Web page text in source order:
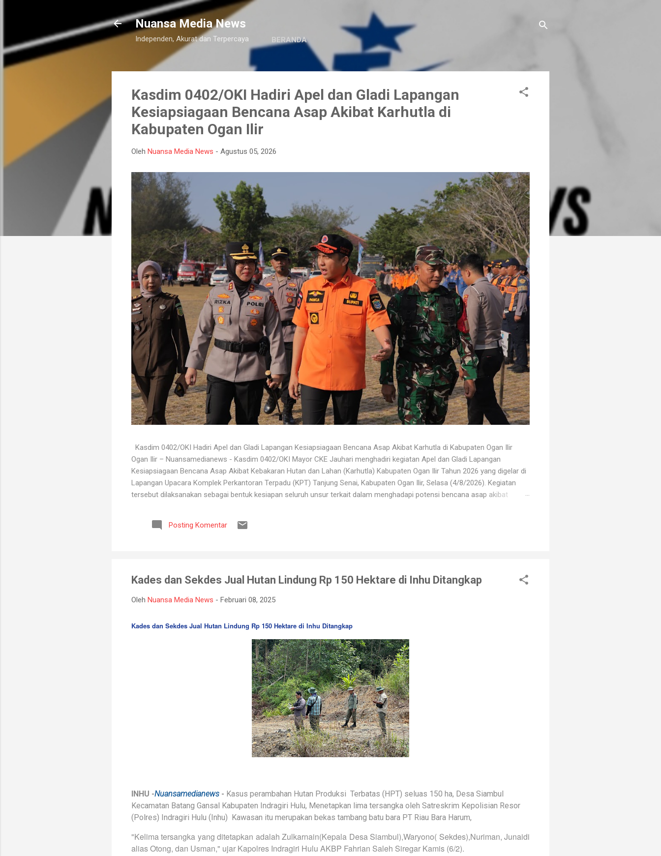
Langsung ke konten utama
Nuansa Media News
Independen, Akurat dan Terpercaya BERANDA
Kasdim 0402/OKI Hadiri Apel dan Gladi Lapangan
Kesiapsiagaan Bencana Asap Akibat Karhutla di
Kabupaten Ogan Ilir
Oleh Nuansa Media News - Agustus 05, 2026
Kasdim 0402/OKI Hadiri Apel dan Gladi Lapangan Kesiapsiagaan Bencana Asap Akibat Karhutla di Kabupaten Ogan Ilir
Ogan Ilir – Nuansamedianews - Kasdim 0402/OKI Mayor CKE Jauhari menghadiri kegiatan Apel dan Gladi Lapangan
Kesiapsiagaan Bencana Asap Akibat Kebakaran Hutan dan Lahan (Karhutla) Kabupaten Ogan Ilir Tahun 2026 yang digelar di
Lapangan Upacara Komplek Perkantoran Terpadu (KPT) Tanjung Senai, Kabupaten Ogan Ilir, Selasa (4/8/2026). Kegiatan
tersebut dilaksanakan sebagai bentuk kesiapan seluruh unsur terkait dalam menghadapi potensi bencana asap akibat
BPBD, Manggala Agni, Dinas Pemadam Kebakaran, instansi pemerintah daerah, relawan, serta berbagai elemen masyarakat.
Melalui kegiatan ini, seluruh peserta mendapatkan gambaran mengenai mekanisme penanganan Karhutla, mulai dari
Posting Komentar
Kades dan Sekdes Jual Hutan Lindung Rp 150 Hektare di Inhu Ditangkap
Oleh Nuansa Media News - Februari 08, 2025
Kades dan Sekdes Jual Hutan Lindung Rp 150 Hektare di Inhu Ditangkap
INHU -Nuansamedianews - Kasus perambahan Hutan Produksi Terbatas (HPT) seluas 150 ha, Desa Siambul
Kecamatan Batang Gansal Kabupaten Indragiri Hulu, Menetapkan lima tersangka oleh Satreskrim Kepolisian Resor
(Polres) Indragiri Hulu (Inhu) Kawasan itu merupakan bekas tambang batu bara PT Riau Bara Harum,
"Kelima tersangka yang ditetapkan adalah Zulkarnain(Kepala Desa Siambul),Waryono( Sekdes),Nuriman, Junaidi
alias Otong, dan Usman," ujar Kapolres Indragiri Hulu AKBP Fahrian Saleh Siregar Kamis (6/2).